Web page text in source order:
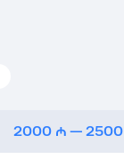
2000 —2500